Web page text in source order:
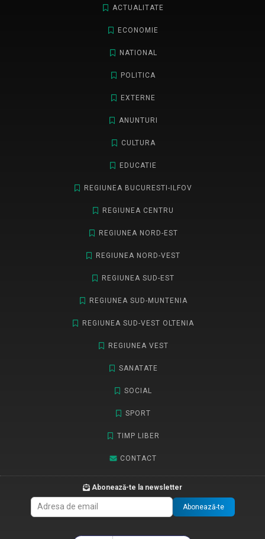
ACTUALITATE
ECONOMIE
NATIONAL
POLITICA
EXTERNE
ANUNTURI
CULTURA
EDUCATIE
REGIUNEA BUCURESTI-ILFOV
REGIUNEA CENTRU
REGIUNEA NORD-EST
REGIUNEA NORD-VEST
REGIUNEA SUD-EST
REGIUNEA SUD-MUNTENIA
REGIUNEA SUD-VEST OLTENIA
REGIUNEA VEST
SANATATE
SOCIAL
SPORT
TIMP LIBER
CONTACT
Abonează-te la newsletter
Abonează-te